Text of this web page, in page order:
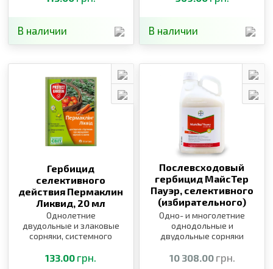
В наличии В наличии
Гербицид
селективного
действия Пермаклин
Ликвид, 20 мл
Однолетние
двудольные и злаковые
сорняки, системного
133.00 грн.
Послевсходовый
гербицид МайсТер
Пауэр, селективного
(избирательного)
действия,5 л
Одно- и многолетние
однодольные и
двудольные сорняки
10 308.00 грн.